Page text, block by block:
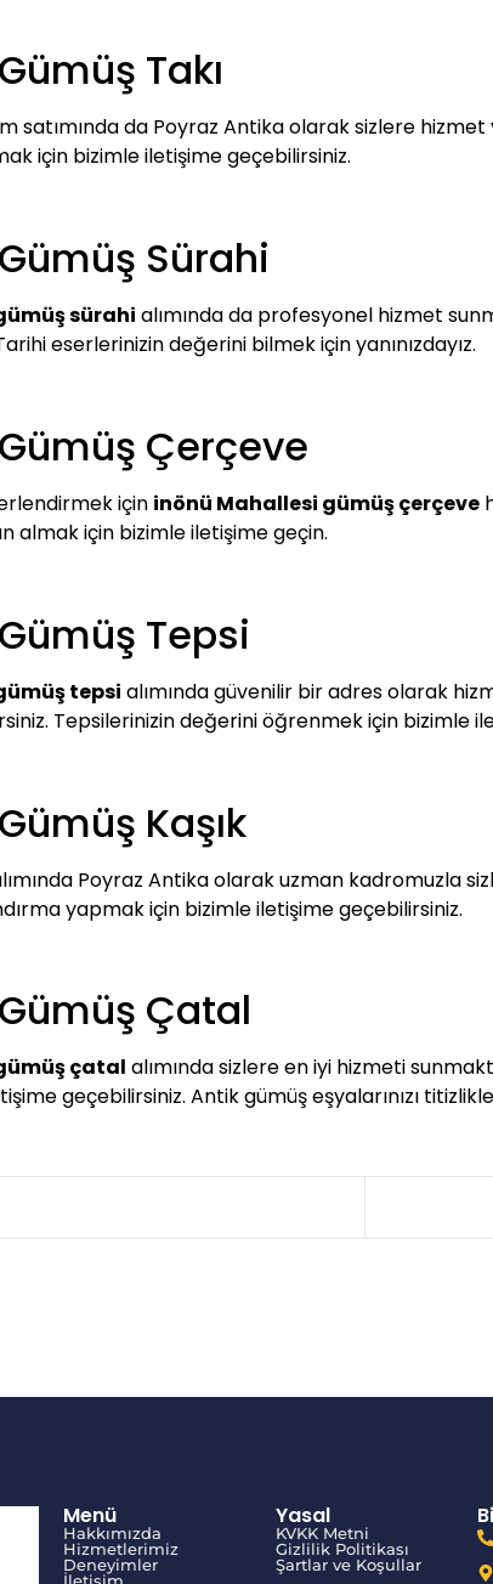
Takı
satımında da Poyraz Antika olarak sizlere
için bizimle iletişime geçebilirsiniz.
Sürahi
sürahi alımında da profesyonel hizmet
eserlerinizin değerini bilmek için yanınızdayız.
Çerçeve
için inönü Mahallesi gümüş çerçeve
almak için bizimle iletişime geçin.
Tepsi
tepsi alımında güvenilir bir adres olarak
Tepsilerinizin değerini öğrenmek için bizimle
Kaşık
Poyraz Antika olarak uzman kadromuzla
yapmak için bizimle iletişime geçebilirsiniz.
Çatal
çatal alımında sizlere en iyi hizmeti
geçebilirsiniz. Antik gümüş eşyalarınızı
Menü
Hakkımızda
Hizmetlerimiz
Deneyimler
Yasal
KVKK Metni
Gizlilik Politikası
Şartlar ve Koşullar